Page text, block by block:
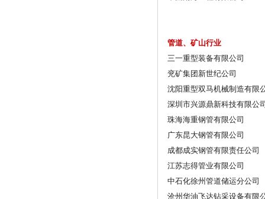
管道、矿山行业
三一重型装备有限公司
兖矿集团新世纪公司
沈阳重型双马机械制造有限
深圳市兴源鼎新科技有限公
珠海海重钢管有限公司
广东昆大钢管有限公司
成都成实钢管有限责任公司
江苏志得管业有限公司
中石化徐州管道储运分公司
沧州华油飞达钻采设备有限